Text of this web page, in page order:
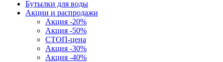
Бутылки для воды
Акции и распродажи
Акция -20%
Акция -50%
СТОП-цена
Акция -30%
Акция -40%